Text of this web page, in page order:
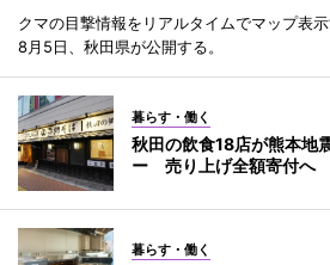
クマの目撃情報をリアルタイムでマップ表
8月5日、秋田県が公開する。
暮らす・働く
秋田の飲食18店が熊本地
ー 売り上げ全額寄付へ
暮らす・働く